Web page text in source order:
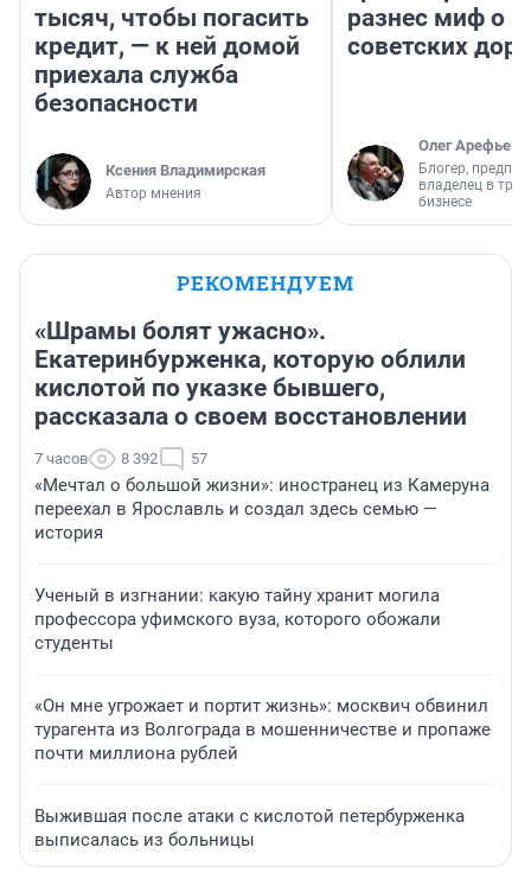
тысяч, чтобы погасить
кредит, — к ней домой
приехала служба
безопасности
Ксения Владимирская
Автор мнения
разнес миф о
советских
Олег Арефьев
Блогер,
владелец в
бизнесе
РЕКОМЕНДУЕМ
«Шрамы болят ужасно».
Екатеринбурженка, которую облили
кислотой по указке бывшего,
рассказала о своем восстановлении
7 часов 8 392 57
«Мечтал о большой жизни»: иностранец из Камеруна
переехал в Ярославль и создал здесь семью —
история
Ученый в изгнании: какую тайну хранит могила
профессора уфимского вуза, которого обожали
студенты
«Он мне угрожает и портит жизнь»: москвич обвинил
турагента из Волгограда в мошенничестве и пропаже
почти миллиона рублей
Выжившая после атаки с кислотой петербурженка
выписалась из больницы